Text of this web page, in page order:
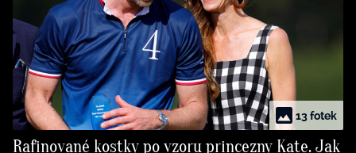
13 fotek
Rafinované kostky po vzoru princezny Kate. Jak